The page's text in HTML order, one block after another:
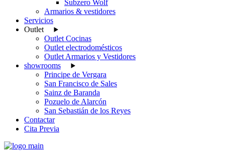
Subzero Wolf
Armarios & vestidores
Servicios
Outlet
Outlet Cocinas
Outlet electrodomésticos
Outlet Armarios y Vestidores
showrooms
Principe de Vergara
San Francisco de Sales
Sainz de Baranda
Pozuelo de Alarcón
San Sebastián de los Reyes
Contactar
Cita Previa